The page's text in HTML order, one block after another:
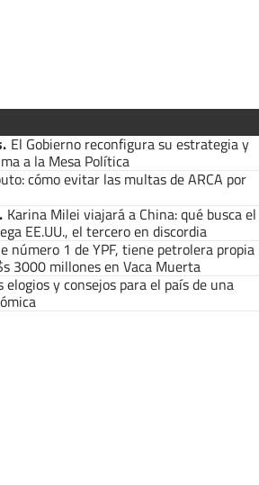
. El Gobierno reconfigura su estrategia y
a la Mesa Política
cómo evitar las multas de ARCA por
. Karina Milei viajará a China: qué busca el
EE.UU., el tercero en discordia
número 1 de YPF, tiene petrolera propia
3000 millones en Vaca Muerta
elogios y consejos para el país de una